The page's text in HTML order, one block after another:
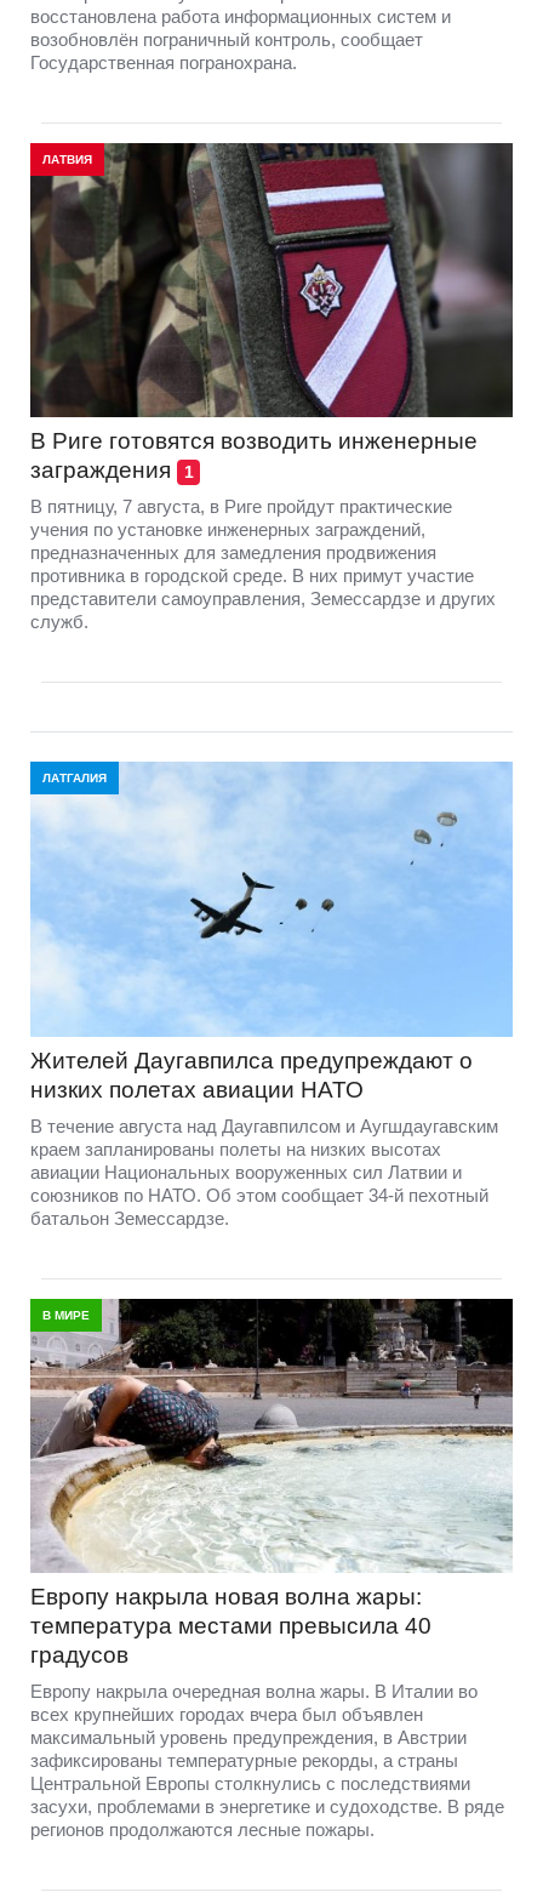
восстановлена работа информационных систем и
возобновлён пограничный контроль, сообщает
Государственная погранохрана.
ЛАТВИЯ
В Риге готовятся возводить инженерные
заграждения
1
В пятницу, 7 августа, в Риге пройдут практические
учения по установке инженерных заграждений,
предназначенных для замедления продвижения
противника в городской среде. В них примут участие
представители самоуправления, Земессардзе и других
служб.
ЛАТГАЛИЯ
Жителей Даугавпилса предупреждают о
низких полетах авиации НАТО
В течение августа над Даугавпилсом и Аугшдаугавским
краем запланированы полеты на низких высотах
авиации Национальных вооруженных сил Латвии и
союзников по НАТО. Об этом сообщает 34-й пехотный
батальон Земессардзе.
В МИРЕ
Европу накрыла новая волна жары:
температура местами превысила 40
градусов
Европу накрыла очередная волна жары. В Италии во
всех крупнейших городах вчера был объявлен
максимальный уровень предупреждения, в Австрии
зафиксированы температурные рекорды, а страны
Центральной Европы столкнулись с последствиями
засухи, проблемами в энергетике и судоходстве. В ряде
регионов продолжаются лесные пожары.